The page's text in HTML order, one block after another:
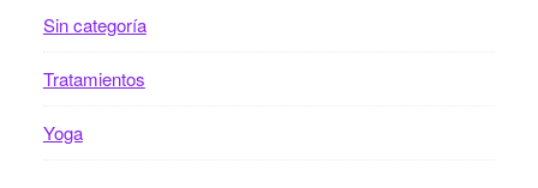
Sin categoría
Tratamientos
Yoga